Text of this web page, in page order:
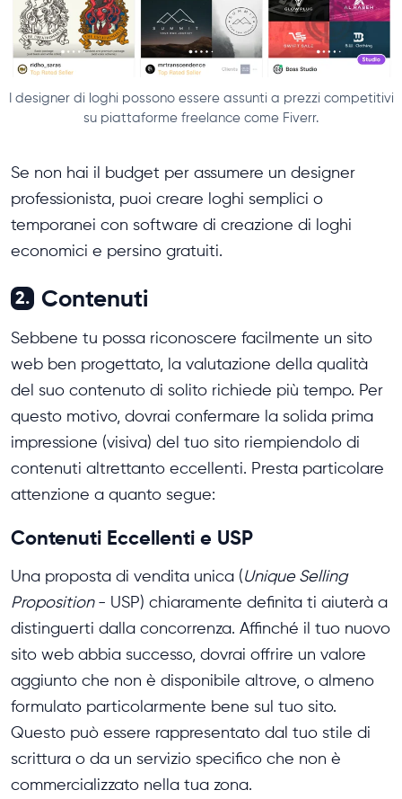
I designer di loghi possono essere assunti a prezzi competitivi
su piattaforme freelance come Fiverr.
Se non hai il budget per assumere un designer
professionista, puoi creare loghi semplici o
temporanei con software di creazione di loghi
economici e persino gratuiti.
2. Contenuti
Sebbene tu possa riconoscere facilmente un sito
web ben progettato, la valutazione della qualità
del suo contenuto di solito richiede più tempo. Per
questo motivo, dovrai confermare la solida prima
impressione (visiva) del tuo sito riempiendolo di
contenuti altrettanto eccellenti. Presta particolare
attenzione a quanto segue:
Contenuti Eccellenti e USP
Una proposta di vendita unica (Unique Selling
Proposition - USP) chiaramente definita ti aiuterà a
distinguerti dalla concorrenza. Affinché il tuo nuovo
sito web abbia successo, dovrai offrire un valore
aggiunto che non è disponibile altrove, o almeno
formulato particolarmente bene sul tuo sito.
Questo può essere rappresentato dal tuo stile di
scrittura o da un servizio specifico che non è
commercializzato nella tua zona.